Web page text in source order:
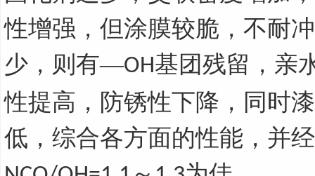
性增强，但涂膜较脆，不耐
少，则有—OH基团残留，亲
性提高，防锈性下降，同时
低，综合各方面的性能，并